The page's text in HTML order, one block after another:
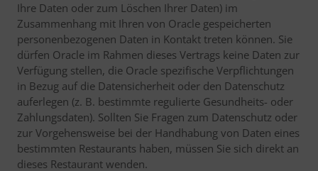
Ihre Daten oder zum Löschen Ihrer Daten) im
Zusammenhang mit Ihren von Oracle gespeicherten
personenbezogenen Daten in Kontakt treten können. Sie
dürfen Oracle im Rahmen dieses Vertrags keine Daten zur
Verfügung stellen, die Oracle spezifische Verpflichtungen
in Bezug auf die Datensicherheit oder den Datenschutz
auferlegen (z. B. bestimmte regulierte Gesundheits- oder
Zahlungsdaten). Sollten Sie Fragen zum Datenschutz oder
zur Vorgehensweise bei der Handhabung von Daten eines
bestimmten Restaurants haben, müssen Sie sich direkt an
dieses Restaurant wenden.